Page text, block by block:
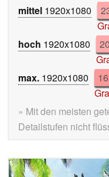
mittel 1920x1080
hoch 1920x1080
max. 1920x1080 16
» Mit den meisten
Detailstufen nicht